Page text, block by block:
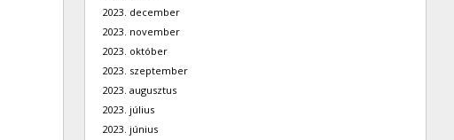
2023. december
2023. november
2023. október
2023. szeptember
2023. augusztus
2023. július
2023. június